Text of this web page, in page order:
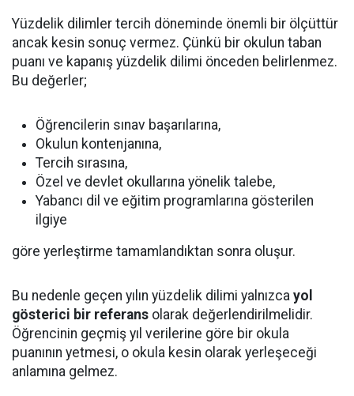
Yüzdelik dilimler tercih döneminde önemli bir ölçüttür
ancak kesin sonuç vermez. Çünkü bir okulun taban
puanı ve kapanış yüzdelik dilimi önceden belirlenmez.
Bu değerler;
Öğrencilerin sınav başarılarına,
Okulun kontenjanına,
Tercih sırasına,
Özel ve devlet okullarına yönelik talebe,
Yabancı dil ve eğitim programlarına gösterilen
ilgiye
göre yerleştirme tamamlandıktan sonra oluşur.
Bu nedenle geçen yılın yüzdelik dilimi yalnızca yol
gösterici bir referans olarak değerlendirilmelidir.
Öğrencinin geçmiş yıl verilerine göre bir okula
puanının yetmesi, o okula kesin olarak yerleşeceği
anlamına gelmez.